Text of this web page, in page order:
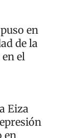
en
de la
el
Eiza
en